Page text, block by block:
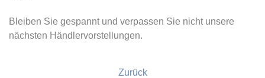
Bleiben Sie gespannt und verpassen Sie nicht unsere
nächsten Händlervorstellungen.
Zurück